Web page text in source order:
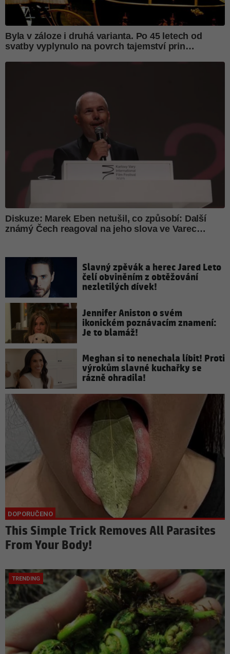
Slavný zpěvák a herec Jared Leto
čelí obviněním z obtěžování
nezletilých dívek!
Jennifer Aniston o svém
ikonickém poznávacím znamení:
Je to blamáž!
Meghan si to nenechala líbit! Proti
výrokům slavné kuchařky se
rázně ohradila!
This Simple Trick Removes All Parasites
From Your Body!